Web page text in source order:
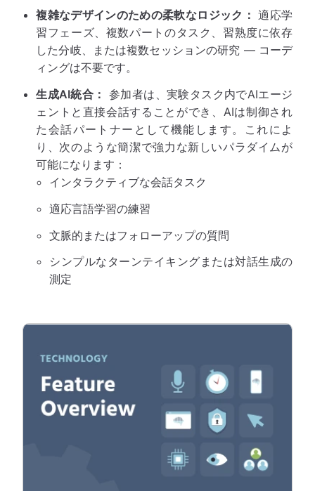
複雑なデザインのための柔軟なロジック： 適応学
習フェーズ、複数パートのタスク、習熟度に依存
した分岐、または複数セッションの研究 — コーデ
ィングは不要です。
生成AI統合： 参加者は、実験タスク内でAIエージ
ェントと直接会話することができ、AIは制御され
た会話パートナーとして機能します。これによ
り、次のような簡潔で強力な新しいパラダイムが
可能になります：
インタラクティブな会話タスク
適応言語学習の練習
文脈的またはフォローアップの質問
シンプルなターンテイキングまたは対話生成の
測定